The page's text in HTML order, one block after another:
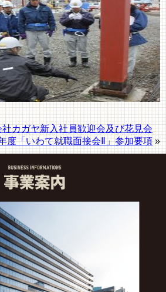
カガヤ新入社員歓迎会及び花見会
度「いわて就職面接会Ⅱ」参加要項»